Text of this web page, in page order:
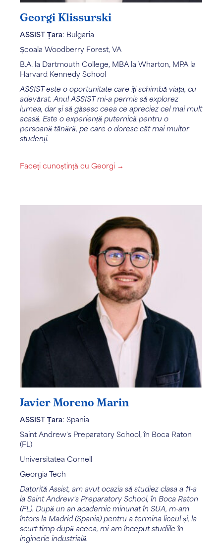
Georgi Klissurski
ASSIST Țara: Bulgaria
Școala Woodberry Forest, VA
B.A. la Dartmouth College, MBA la Wharton, MPA la
Harvard Kennedy School
ASSIST este o oportunitate care îți schimbă viața, cu
adevărat. Anul ASSIST mi-a permis să explorez
lumea, dar și să găsesc ceea ce apreciez cel mai mult
acasă. Este o experiență puternică pentru o
persoană tânără, pe care o doresc cât mai multor
studenți.
Faceți cunoștință cu Georgi →
Javier Moreno Marin
ASSIST Țara: Spania
Saint Andrew's Preparatory School, în Boca Raton
(FL)
Universitatea Cornell
Georgia Tech
Datorită Assist, am avut ocazia să studiez clasa a 11-a
la Saint Andrew's Preparatory School, în Boca Raton
(FL). După un an academic minunat în SUA, m-am
întors la Madrid (Spania) pentru a termina liceul și, la
scurt timp după aceea, mi-am început studiile în
inginerie industrială.